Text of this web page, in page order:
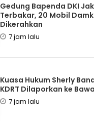
Gedung Bapenda DKI
Terbakar, 20 Mobil
Dikerahkan
7 jam lalu
Kuasa Hukum Sherly
KDRT Dilaporkan ke
7 jam lalu